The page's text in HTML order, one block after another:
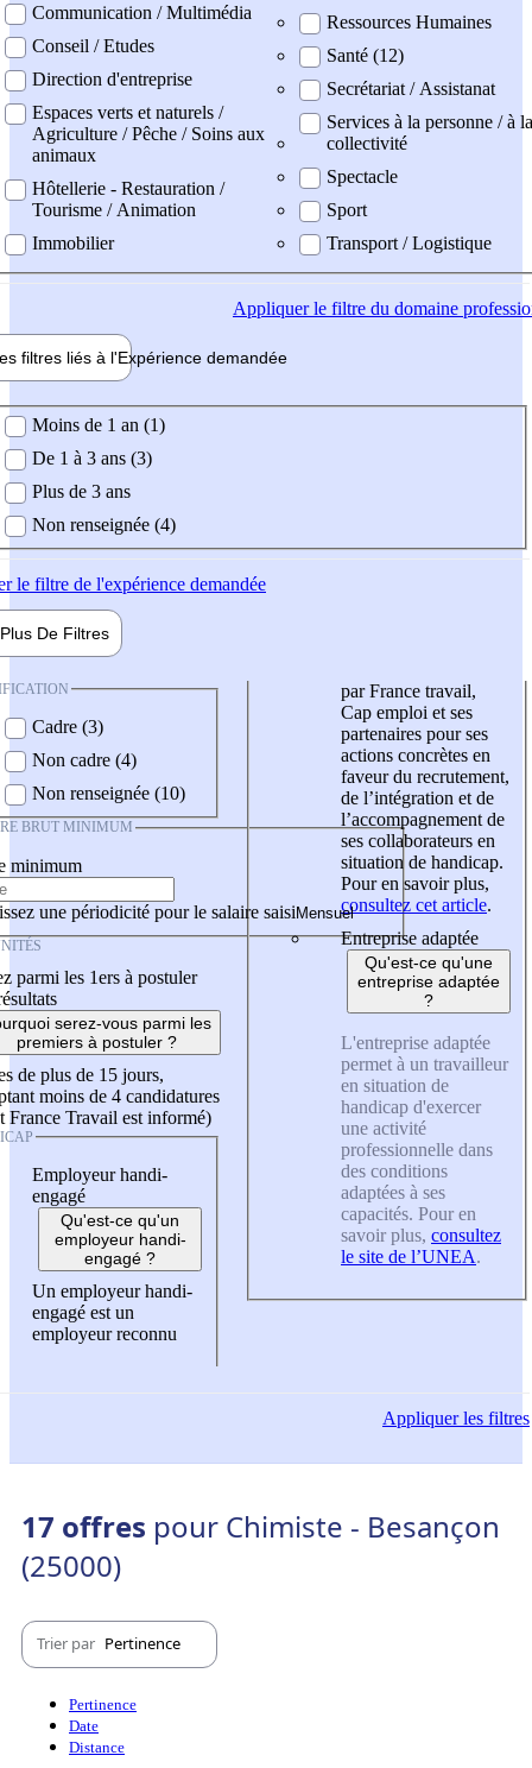
Communication / Multimédia
Conseil / Etudes
Direction d'entreprise
Espaces verts et naturels /
Agriculture / Pêche / Soins aux
animaux
Hôtellerie - Restauration /
Tourisme / Animation
Immobilier
Ressources Humaines
Santé (12)
Secrétariat / Assistanat
Services à la personne / à la
collectivité
Spectacle
Sport
Transport / Logistique
Appliquerle filtre du domaine
filtres liés à l'Expérience demandée
demandée
Moins de 1 an (1)
De 1 à 3 ans (3)
Plus de 3 ans
Non renseignée (4)
le filtre de l'expérience demandée
Plus De Filtres
Cadre (3)
Non cadre (4)
Non renseignée (10)
BRUT MINIMUM
minimum
une périodicité pour le salaire saisi
parmi les 1ers à postuler
serez-vous parmi les
premiers à postuler ?
de plus de 15 jours,
moins de 4 candidatures
France Travail est informé)
Employeur handi-
engagé
Qu'est-ce qu'un
employeur handi-
engagé ?
Un employeur handi-
engagé est un
employeur reconnu
par France travail,
Cap emploi et ses
partenaires pour ses
actions concrètes en
faveur du recrutement,
de l’intégration et de
l’accompagnement de
ses collaborateurs en
situation de handicap.
Pour en savoir plus,
consultez cet article.
Entreprise adaptée
Qu'est-ce qu'une
entreprise adaptée
?
L'entreprise adaptée
permet à un travailleur
en situation de
handicap d'exercer
une activité
professionnelle dans
des conditions
adaptées à ses
capacités. Pour en
savoir plus, consultez
le site de l’UNEA.
Appliquerles filtres
17 offres pour Chimiste - Besançon
(25000)
Trier par Pertinence
Pertinence
Date
Distance